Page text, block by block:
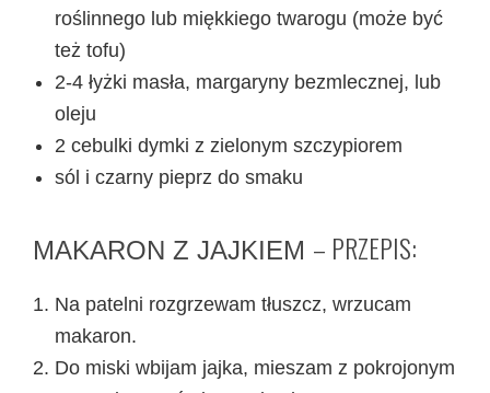
roślinnego lub miękkiego twarogu (może być
też tofu)
2-4 łyżki masła, margaryny bezmlecznej, lub
oleju
2 cebulki dymki z zielonym szczypiorem
sól i czarny pieprz do smaku
MAKARON Z JAJKIEM – PRZEPIS:
Na patelni rozgrzewam tłuszcz, wrzucam
makaron.
Do miski wbijam jajka, mieszam z pokrojonym